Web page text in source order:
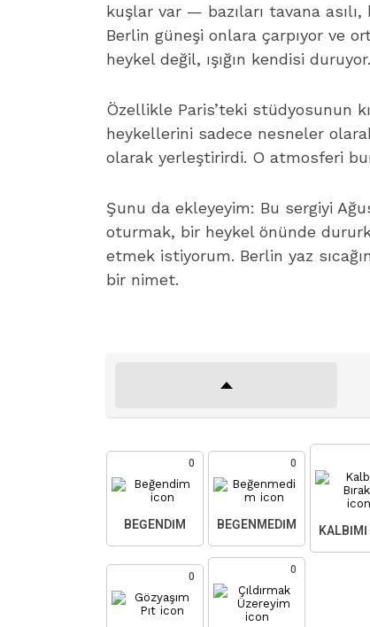
kuşlar var — bazıları tavana asılı,
Berlin güneşi onlara çarpıyor ve
heykel değil, ışığın kendisi duruyor.
Özellikle Paris’teki stüdyosunun
heykellerini sadece nesneler
olarak yerleştirirdi. O atmosferi
Şunu da ekleyeyim: Bu sergiyi
oturmak, bir heykel önünde
etmek istiyorum. Berlin yaz
bir nimet.
0
BEĞENDIM
0
BEĞENMEDIM
0 0